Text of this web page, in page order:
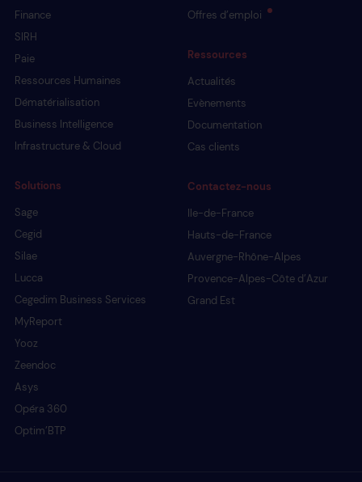
Finance
SIRH
Paie
Ressources Humaines
Dématérialisation
Business Intelligence
Infrastructure & Cloud
Solutions
Sage
Cegid
Silae
Lucca
Cegedim Business Services
MyReport
Yooz
Zeendoc
Asys
Opéra 360
Optim’BTP
Offres d’emploi
Ressources
Actualités
Evènements
Documentation
Cas clients
Contactez-nous
Ile-de-France
Hauts-de-France
Auvergne-Rhône-Alpes
Provence-Alpes-Côte d’Azur
Grand Est